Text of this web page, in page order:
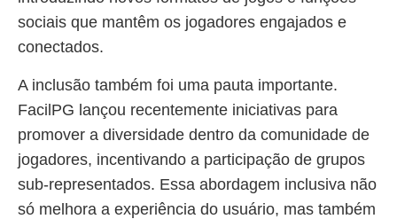
sociais que mantêm os jogadores engajados e
conectados.
A inclusão também foi uma pauta importante.
FacilPG lançou recentemente iniciativas para
promover a diversidade dentro da comunidade de
jogadores, incentivando a participação de grupos
sub-representados. Essa abordagem inclusiva não
só melhora a experiência do usuário, mas também